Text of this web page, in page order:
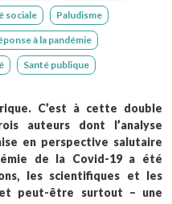
sociale Paludisme
à la pandémie
Santé publique
C’est à cette double
auteurs dont l’analyse
en perspective salutaire
de la Covid-19 a été
les scientifiques et les
peut-être surtout – une